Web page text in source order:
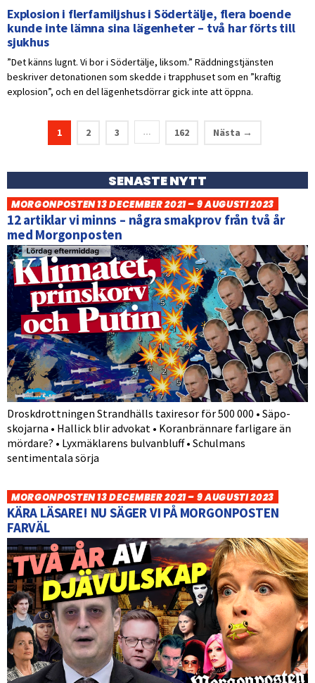
Explosion i flerfamiljshus i Södertälje, flera boende
kunde inte lämna sina lägenheter – två har förts till
sjukhus
”Det känns lugnt. Vi bor i Södertälje, liksom.” Räddningstjänsten
beskriver detonationen som skedde i trapphuset som en ”kraftig
explosion”, och en del lägenhetsdörrar gick inte att öppna.
1 2 3 … 162 Nästa →
SENASTE NYTT
MORGONPOSTEN 13 DECEMBER 2021 – 9 AUGUSTI 2023
12 artiklar vi minns – några smakprov från två år
med Morgonposten
Droskdrottningen Strandhälls taxiresor för 500 000 • Säpo-
skojarna • Hallick blir advokat • Koranbrännare farligare än
mördare? • Lyxmäklarens bulvanbluff • Schulmans
sentimentala sörja
MORGONPOSTEN 13 DECEMBER 2021 – 9 AUGUSTI 2023
KÄRA LÄSARE! NU SÄGER VI PÅ MORGONPOSTEN
FARVÄL